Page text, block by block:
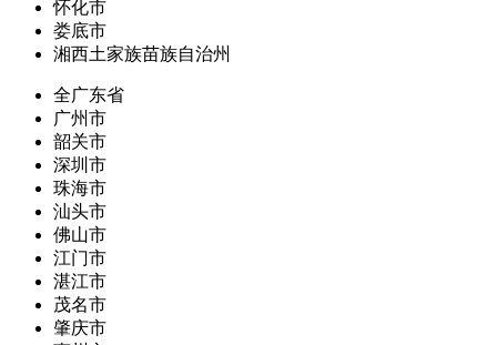
怀化市
娄底市
湘西土家族苗族自治州
全广东省
广州市
韶关市
深圳市
珠海市
汕头市
佛山市
江门市
湛江市
茂名市
肇庆市